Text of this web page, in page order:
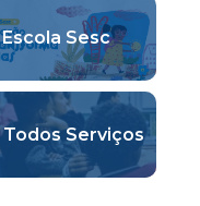
Escola Sesc
Todos Serviços